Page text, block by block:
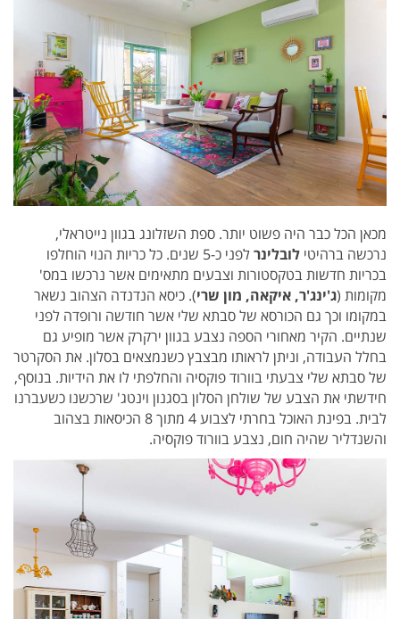
מכאן הכל כבר היה פשוט יותר. ספת השזלונג בגוון נייטראלי,
נרכשה ברהיטי לובלינר
לפני כ-5 שנים. כל כריות הנוי הוחלפו
בכריות חדשות בטקסטורות וצבעים מתאימים אשר נרכשו במס'
מקומות (ג'ינג'ר, איקאה, מון שרי). כיסא הנדנדה הצהוב נשאר
במקומו וכך גם הכורסא של סבתא שלי אשר חודשה ורופדה לפני
שנתיים. הקיר מאחורי הספה נצבע בגוון ירקרק אשר מופיע גם
בחלל העבודה, וניתן לראותו מבצבץ כשנמצאים בסלון. את הסקרטר
של סבתא שלי צבעתי בוורוד פוקסיה והחלפתי לו את הידיות. בנוסף,
חידשתי את הצבע של שולחן הסלון בסגנון וינטג' שרכשנו כשעברנו
לבית. בפינת האוכל בחרתי לצבוע 4 מתוך 8 הכיסאות בצהוב
והשנדליר שהיה חום, נצבע בוורוד פוקסיה.